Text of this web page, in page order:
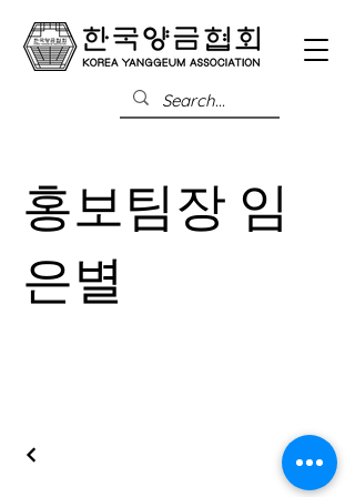
홍보팀장 임
은별